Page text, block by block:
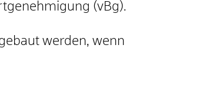
(vBg).
werden, wenn